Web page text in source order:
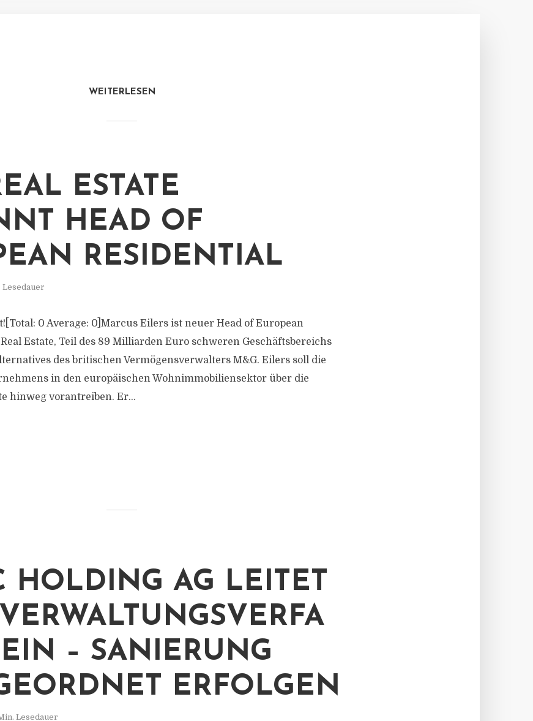
WEITERLESEN
ESTATE
HEAD OF
RESIDENTIAL
Lesedauer
0 Average: 0]Marcus Eilers ist neuer Head of European
Estate, Teil des 89 Milliarden Euro schweren Geschäftsbereichs
des britischen Vermögensverwalters M&G. Eilers soll die
in den europäischen Wohnimmobiliensektor über die
hinweg vorantreiben. Er...
HOLDING AG LEITET
– SANIERUNG
ERFOLGEN
Lesedauer